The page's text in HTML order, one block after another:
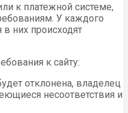
к платежной системе,
У каждого
них происходят
к сайту:
отклонена, владелец
несоответствия и